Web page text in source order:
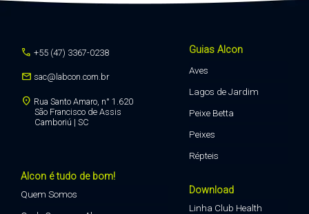
call +55 (47) 3367-0238
mail sac@labcon.com.br
location_on Rua Santo Amaro, n° 1.620
São Francisco de Assis
Camboriú | SC
Alcon é tudo de bom!
Quem Somos
Guias Alcon
Aves
Lagos de Jardim
Peixe Betta
Peixes
Répteis
Download
Linha Club Health